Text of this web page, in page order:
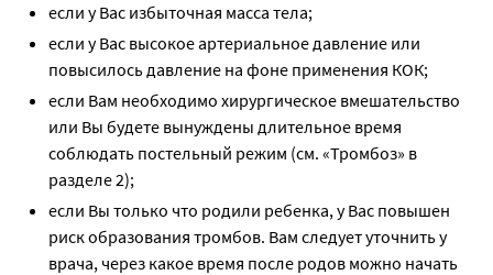
если у Вас избыточная масса тела;
если у Вас высокое артериальное давление или
повысилось давление на фоне применения КОК;
если Вам необходимо хирургическое вмешательство
или Вы будете вынуждены длительное время
соблюдать постельный режим (см. «Тромбоз» в
разделе 2);
если Вы только что родили ребенка, у Вас повышен
риск образования тромбов. Вам следует уточнить у
врача, через какое время после родов можно начать